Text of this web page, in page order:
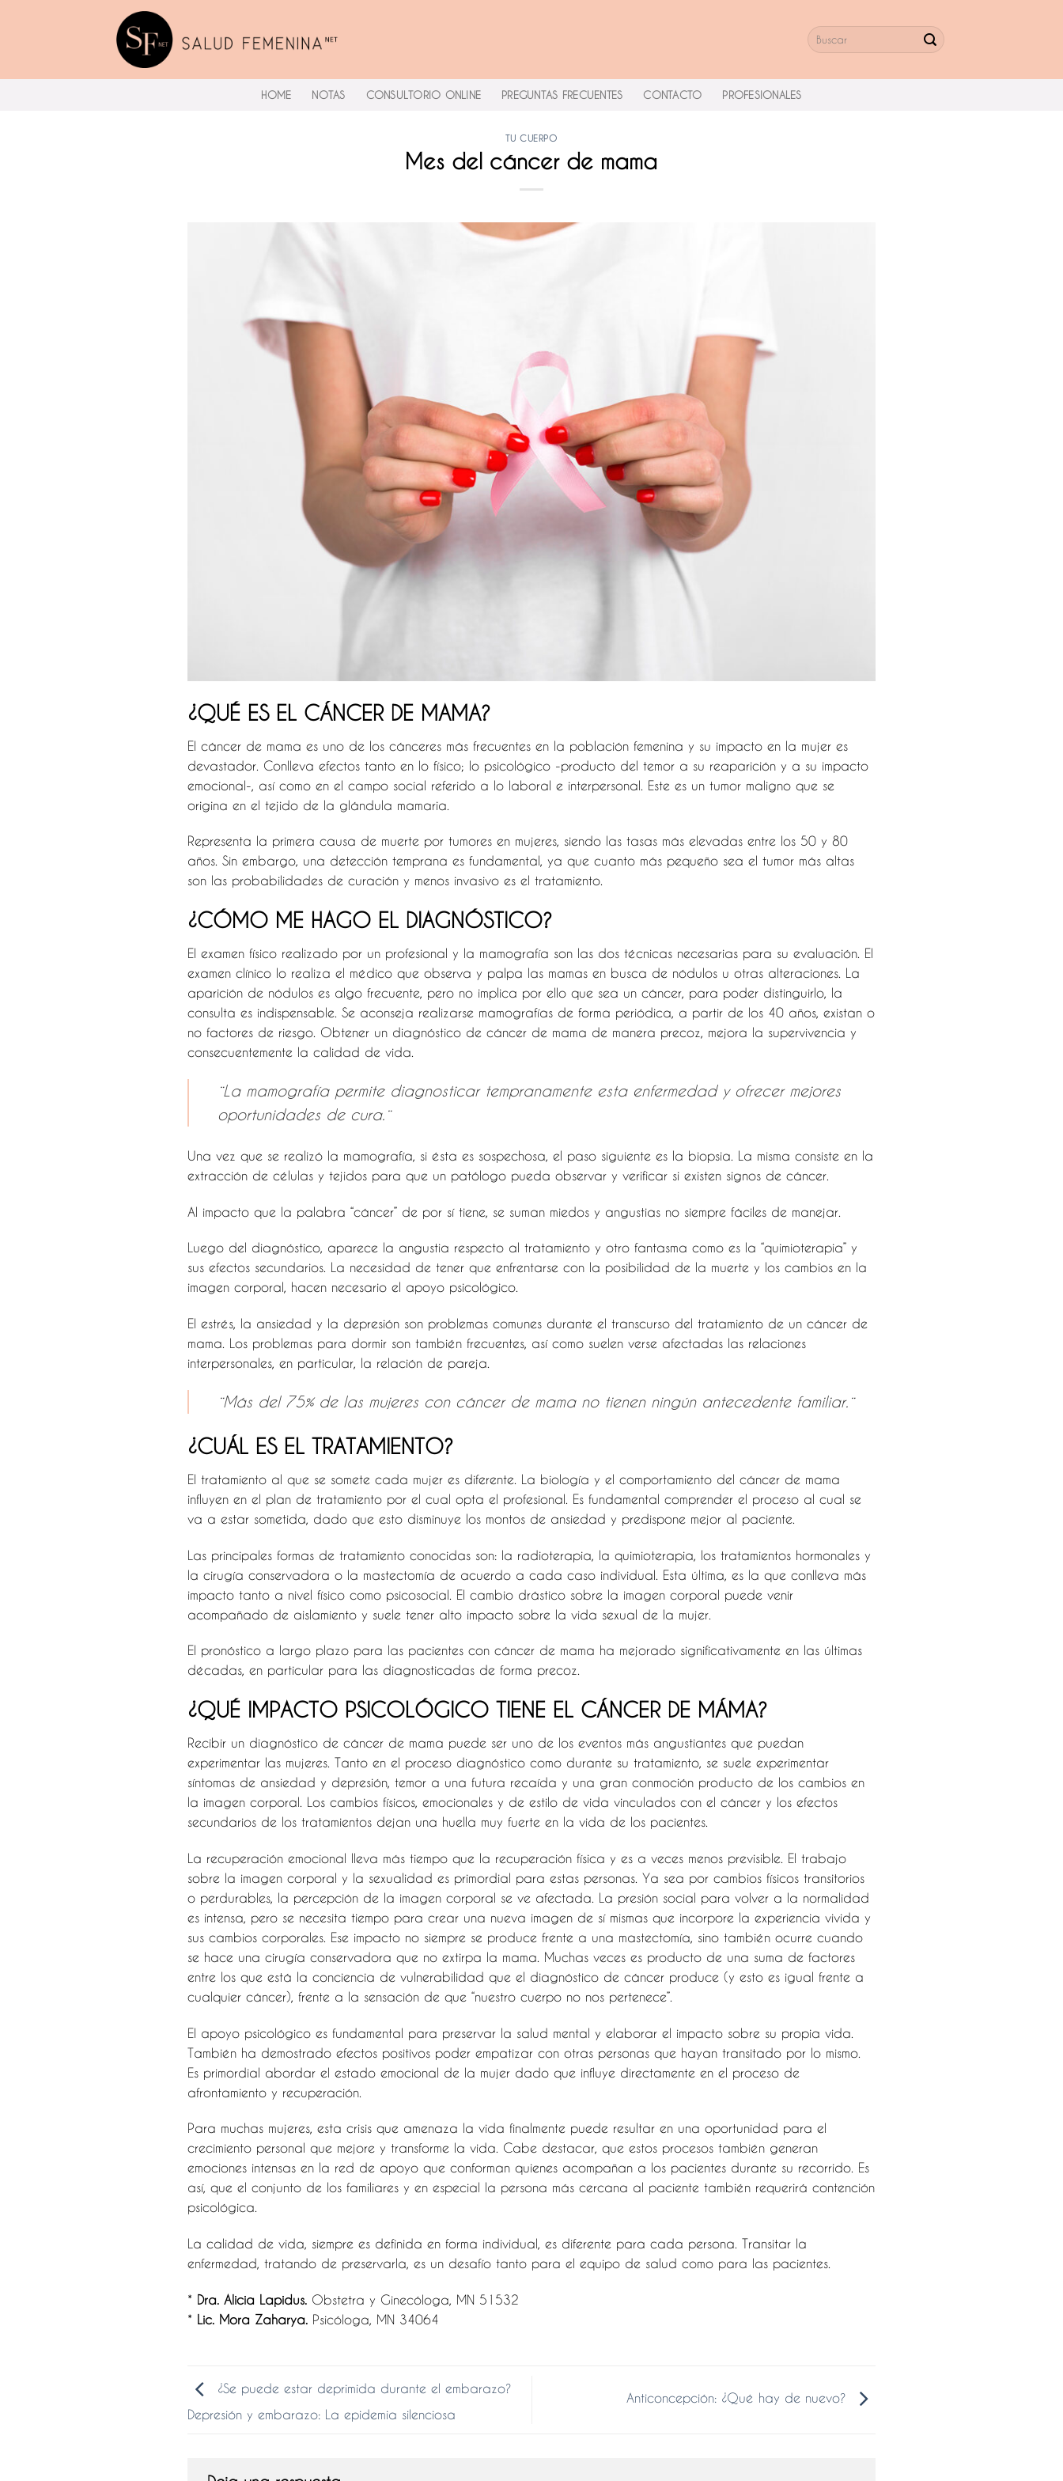
HOME NOTAS CONSULTORIO ONLINE PREGUNTAS FRECUENTES CONTACTO PROFESIONALES
TU CUERPO
Mes del cáncer de mama
¿QUÉ ES EL CÁNCER DE MAMA?
El cáncer de mama es uno de los cánceres más frecuentes en la población femenina y su impacto en la mujer es
devastador. Conlleva efectos tanto en lo físico; lo psicológico -producto del temor a su reaparición y a su impacto
emocional-, así como en el campo social referido a lo laboral e interpersonal. Este es un tumor maligno que se
origina en el tejido de la glándula mamaria.
Representa la primera causa de muerte por tumores en mujeres, siendo las tasas más elevadas entre los 50 y 80
años. Sin embargo, una detección temprana es fundamental, ya que cuanto más pequeño sea el tumor más altas
son las probabilidades de curación y menos invasivo es el tratamiento.
¿CÓMO ME HAGO EL DIAGNÓSTICO?
El examen físico realizado por un profesional y la mamografía son las dos técnicas necesarias para su evaluación. El
examen clínico lo realiza el médico que observa y palpa las mamas en busca de nódulos u otras alteraciones. La
aparición de nódulos es algo frecuente, pero no implica por ello que sea un cáncer, para poder distinguirlo, la
consulta es indispensable. Se aconseja realizarse mamografías de forma periódica, a partir de los 40 años, existan o
no factores de riesgo. Obtener un diagnóstico de cáncer de mama de manera precoz, mejora la supervivencia y
consecuentemente la calidad de vida.
¨La mamografía permite diagnosticar tempranamente esta enfermedad y ofrecer mejores
oportunidades de cura.¨
Una vez que se realizó la mamografía, si ésta es sospechosa, el paso siguiente es la biopsia. La misma consiste en la
extracción de células y tejidos para que un patólogo pueda observar y verificar si existen signos de cáncer.
Al impacto que la palabra “cáncer” de por sí tiene, se suman miedos y angustias no siempre fáciles de manejar.
Luego del diagnóstico, aparece la angustia respecto al tratamiento y otro fantasma como es la “quimioterapia” y
sus efectos secundarios. La necesidad de tener que enfrentarse con la posibilidad de la muerte y los cambios en la
imagen corporal, hacen necesario el apoyo psicológico.
El estrés, la ansiedad y la depresión son problemas comunes durante el transcurso del tratamiento de un cáncer de
mama. Los problemas para dormir son también frecuentes, así como suelen verse afectadas las relaciones
interpersonales, en particular, la relación de pareja.
¨Más del 75% de las mujeres con cáncer de mama no tienen ningún antecedente familiar.¨
¿CUÁL ES EL TRATAMIENTO?
El tratamiento al que se somete cada mujer es diferente. La biología y el comportamiento del cáncer de mama
influyen en el plan de tratamiento por el cual opta el profesional. Es fundamental comprender el proceso al cual se
va a estar sometida, dado que esto disminuye los montos de ansiedad y predispone mejor al paciente.
Las principales formas de tratamiento conocidas son: la radioterapia, la quimioterapia, los tratamientos hormonales y
la cirugía conservadora o la mastectomía de acuerdo a cada caso individual. Esta última, es la que conlleva más
impacto tanto a nivel físico como psicosocial. El cambio drástico sobre la imagen corporal puede venir
acompañado de aislamiento y suele tener alto impacto sobre la vida sexual de la mujer.
El pronóstico a largo plazo para las pacientes con cáncer de mama ha mejorado significativamente en las últimas
décadas, en particular para las diagnosticadas de forma precoz.
¿QUÉ IMPACTO PSICOLÓGICO TIENE EL CÁNCER DE MÁMA?
Recibir un diagnóstico de cáncer de mama puede ser uno de los eventos más angustiantes que puedan
experimentar las mujeres. Tanto en el proceso diagnóstico como durante su tratamiento, se suele experimentar
síntomas de ansiedad y depresión, temor a una futura recaída y una gran conmoción producto de los cambios en
la imagen corporal. Los cambios físicos, emocionales y de estilo de vida vinculados con el cáncer y los efectos
secundarios de los tratamientos dejan una huella muy fuerte en la vida de los pacientes.
La recuperación emocional lleva más tiempo que la recuperación física y es a veces menos previsible. El trabajo
sobre la imagen corporal y la sexualidad es primordial para estas personas. Ya sea por cambios físicos transitorios
o perdurables, la percepción de la imagen corporal se ve afectada. La presión social para volver a la normalidad
es intensa, pero se necesita tiempo para crear una nueva imagen de sí mismas que incorpore la experiencia vivida y
sus cambios corporales. Ese impacto no siempre se produce frente a una mastectomía, sino también ocurre cuando
se hace una cirugía conservadora que no extirpa la mama. Muchas veces es producto de una suma de factores
entre los que está la conciencia de vulnerabilidad que el diagnóstico de cáncer produce (y esto es igual frente a
cualquier cáncer), frente a la sensación de que “nuestro cuerpo no nos pertenece”.
El apoyo psicológico es fundamental para preservar la salud mental y elaborar el impacto sobre su propia vida.
También ha demostrado efectos positivos poder empatizar con otras personas que hayan transitado por lo mismo.
Es primordial abordar el estado emocional de la mujer dado que influye directamente en el proceso de
afrontamiento y recuperación.
Para muchas mujeres, esta crisis que amenaza la vida finalmente puede resultar en una oportunidad para el
crecimiento personal que mejore y transforme la vida. Cabe destacar, que estos procesos también generan
emociones intensas en la red de apoyo que conforman quienes acompañan a los pacientes durante su recorrido. Es
así, que el conjunto de los familiares y en especial la persona más cercana al paciente también requerirá contención
psicológica.
La calidad de vida, siempre es definida en forma individual, es diferente para cada persona. Transitar la
enfermedad, tratando de preservarla, es un desafío tanto para el equipo de salud como para las pacientes.
* Dra. Alicia Lapidus. Obstetra y Ginecóloga, MN 51532
* Lic. Mora Zaharya. Psicóloga, MN 34064
¿Se puede estar deprimida durante el embarazo?
Depresión y embarazo: La epidemia silenciosa
Anticoncepción: ¿Qué hay de nuevo?